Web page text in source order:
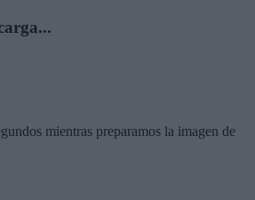
mientras preparamos la imagen de